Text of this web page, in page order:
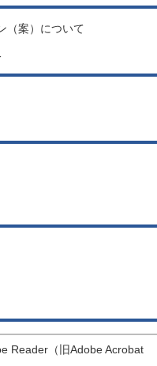
（案）について
Reader（旧Adobe Acrobat